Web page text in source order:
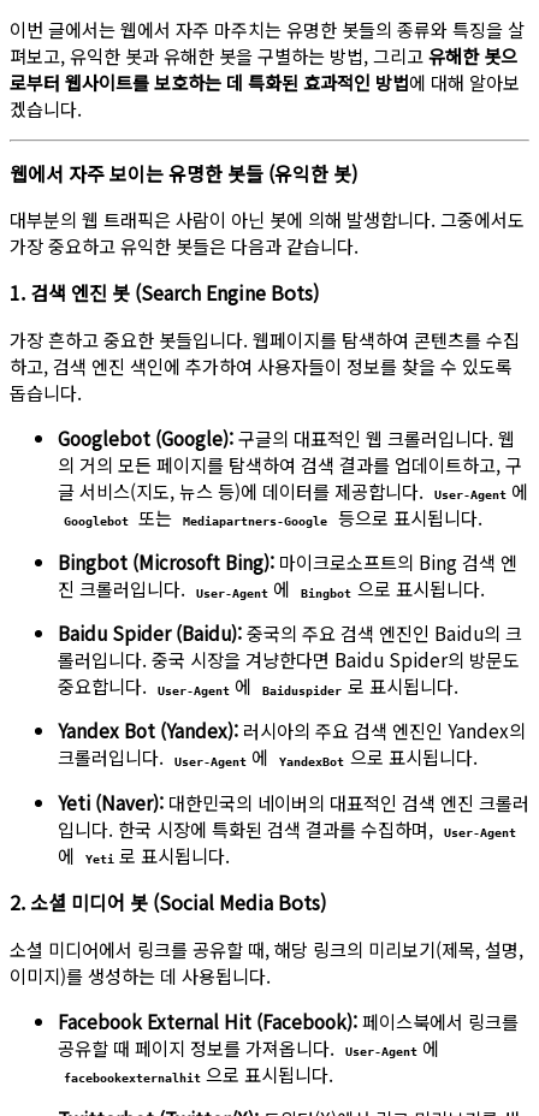
이번 글에서는 웹에서 자주 마주치는 유명한 봇들의 종류와 특징을 살
펴보고, 유익한 봇과 유해한 봇을 구별하는 방법, 그리고유해한 봇으
로부터 웹사이트를 보호하는 데 특화된 효과적인 방법에 대해 알아보
겠습니다.
웹에서 자주 보이는 유명한 봇들 (유익한 봇)
대부분의 웹 트래픽은 사람이 아닌 봇에 의해 발생합니다. 그중에서도
가장 중요하고 유익한 봇들은 다음과 같습니다.
1. 검색 엔진 봇 (Search Engine Bots)
가장 흔하고 중요한 봇들입니다. 웹페이지를 탐색하여 콘텐츠를 수집
하고, 검색 엔진 색인에 추가하여 사용자들이 정보를 찾을 수 있도록
돕습니다.
Googlebot (Google):구글의 대표적인 웹 크롤러입니다. 웹
의 거의 모든 페이지를 탐색하여 검색 결과를 업데이트하고, 구
글 서비스(지도, 뉴스 등)에 데이터를 제공합니다.
User-Agent 에
Googlebot 또는 Mediapartners-Google
등으로 표시됩니다.
Bingbot (Microsoft Bing): 마이크로소프트의 Bing 검색 엔
진 크롤러입니다.
User-Agent 에 Bingbot 으로 표시됩니다.
Baidu Spider (Baidu):중국의 주요 검색 엔진인 Baidu의 크
롤러입니다. 중국 시장을 겨냥한다면 Baidu Spider의 방문도
중요합니다.
User-Agent 에 Baiduspider 로 표시됩니다.
Yandex Bot (Yandex): 러시아의 주요 검색 엔진인 Yandex의
크롤러입니다.
User-Agent 에 YandexBot 으로 표시됩니다.
Yeti (Naver): 대한민국의 네이버의 대표적인 검색 엔진 크롤러
입니다. 한국 시장에 특화된 검색 결과를 수집하며,
User-Agent
에 Yeti 로 표시됩니다.
2. 소셜 미디어 봇 (Social Media Bots)
소셜 미디어에서 링크를 공유할 때, 해당 링크의 미리보기(제목, 설명,
이미지)를 생성하는 데 사용됩니다.
Facebook External Hit (Facebook):페이스북에서 링크를
공유할 때 페이지 정보를 가져옵니다.
User-Agent 에
facebookexternalhit 으로 표시됩니다.